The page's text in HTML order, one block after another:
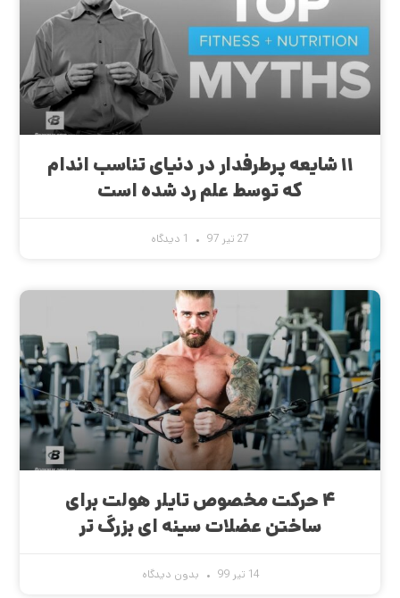
۱۱ شایعه پرطرفدار در دنیای تناسب اندام
که توسط علم رد شده است
27 تیر 97
۴ حرکت مخصوص تایلر هولت برای
ساختن عضلات سینه ای بزرگ تر
14 تیر 99 بدون دیدگاه